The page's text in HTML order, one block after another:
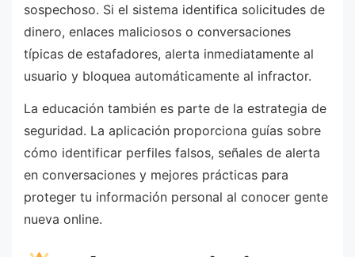
sospechoso. Si el sistema identifica solicitudes de
dinero, enlaces maliciosos o conversaciones
típicas de estafadores, alerta inmediatamente al
usuario y bloquea automáticamente al infractor.
La educación también es parte de la estrategia de
seguridad. La aplicación proporciona guías sobre
cómo identificar perfiles falsos, señales de alerta
en conversaciones y mejores prácticas para
proteger tu información personal al conocer gente
nueva online.